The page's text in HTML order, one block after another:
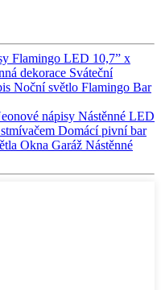
Flamingo LED 10,7” x
dekorace Sváteční
Noční světlo Flamingo Bar
nápisy Nástěnné LED
Domácí pivní bar
Okna Garáž Nástěnné